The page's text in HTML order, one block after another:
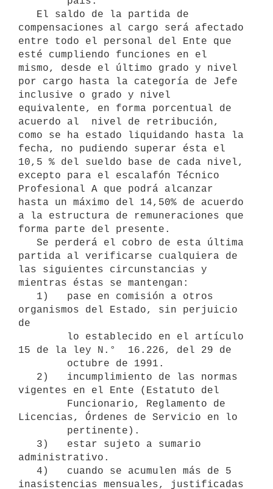
compensaciones al cargo será afectado
entre todo el personal del Ente que
esté cumpliendo funciones en el
mismo, desde el último grado y nivel
por cargo hasta la categoría de Jefe
inclusive o grado y nivel
equivalente, en forma porcentual de
acuerdo al  nivel de retribución,
como se ha estado liquidando hasta la
fecha, no pudiendo superar ésta el
10,5 % del sueldo base de cada nivel,
excepto para el escalafón Técnico
Profesional A que podrá alcanzar
hasta un máximo del 14,50% de acuerdo
a la estructura de remuneraciones que
forma parte del presente.
partida al verificarse cualquiera de
las siguientes circunstancias y
mientras éstas se mantengan:
organismos del Estado, sin perjuicio
de
15 de la ley N.°  16.226, del 29 de
vigentes en el Ente (Estatuto del
Licencias, Órdenes de Servicio en lo
administrativo.
inasistencias mensuales, justificadas